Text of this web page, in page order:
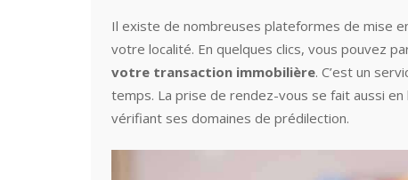
Il existe de nombreuses plateformes de mise
votre localité. En quelques clics, vous pouvez
votre transaction immobilière. C’est un
temps. La prise de rendez-vous se fait aussi
vérifiant ses domaines de prédilection.